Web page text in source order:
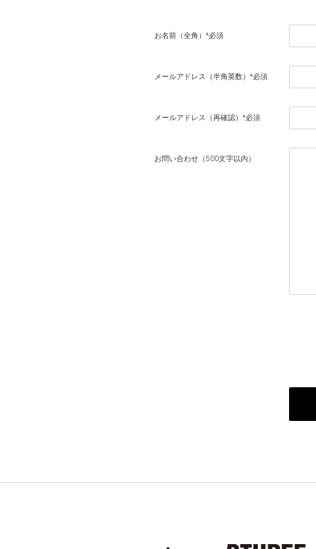
お名前（全角）*必須
メールアドレス（半角英数）*必須
メールアドレス（再確認）*必須
お問い合わせ（500文字以内）